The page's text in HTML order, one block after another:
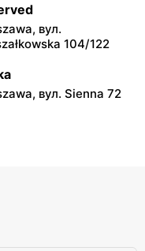
вул. 3 Maja 64
вул.
27A
вул.
104/122
вул. Sienna 72